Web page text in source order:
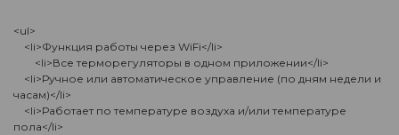
<ul>
<li>Функция работы через WiFi</li>
<li>Все терморегуляторы в одном приложении</li>
<li>Ручное или автоматическое управление (по дням недели и
часам)</li>
<li>Работает по температуре воздуха и/или температуре
пола</li>